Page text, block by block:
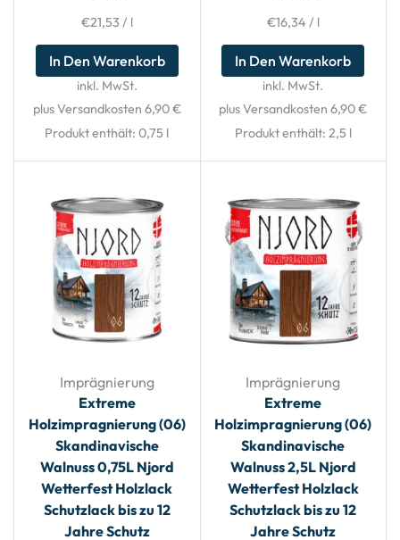
€21,53 / l
In Den Warenkorb
inkl. MwSt.
plus Versandkosten 6,90 €
Produkt enthält: 0,75 l
€16,34 / l
In Den Warenkorb
inkl. MwSt.
plus Versandkosten 6,90 €
Produkt enthält: 2,5 l
Imprägnierung
Extreme
Holzimpragnierung (06)
Skandinavische
Walnuss 0,75L Njord
Wetterfest Holzlack
Schutzlack bis zu 12
Jahre Schutz
Imprägnierung
Extreme
Holzimpragnierung (06)
Skandinavische
Walnuss 2,5L Njord
Wetterfest Holzlack
Schutzlack bis zu 12
Jahre Schutz